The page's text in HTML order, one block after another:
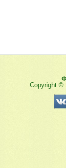
Copyright ©